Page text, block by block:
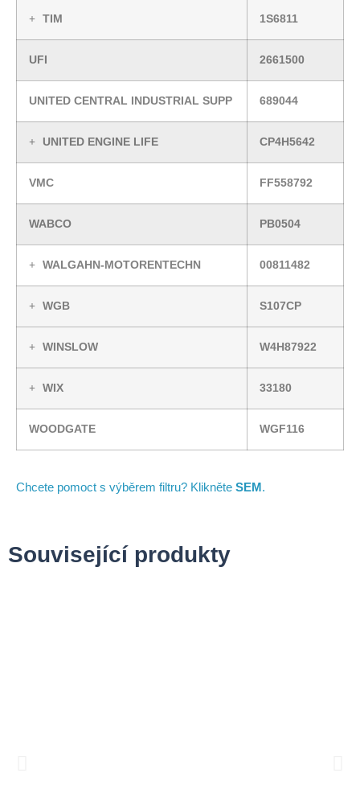
TIM 1S6811
UFI 2661500
UNITED CENTRAL INDUSTRIAL SUPP 689044
UNITED ENGINE LIFE CP4H5642
VMC FF558792
WABCO PB0504
WALGAHN-MOTORENTECHN 00811482
WGB S107CP
WINSLOW W4H87922
WIX 33180
WOODGATE WGF116
Chcete pomoct s výběrem filtru? Klikněte SEM.
Související produkty